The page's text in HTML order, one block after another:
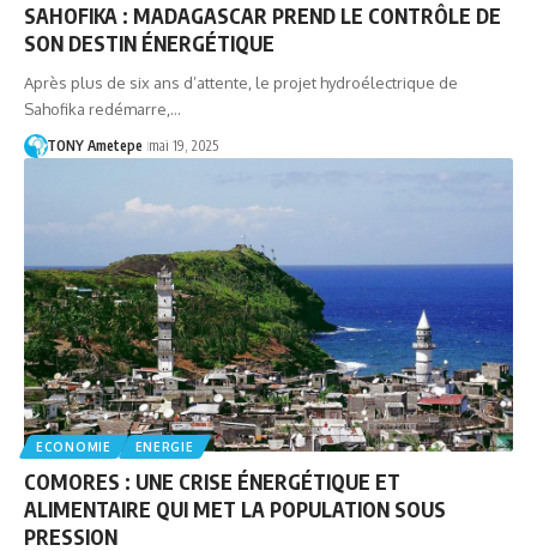
SAHOFIKA : MADAGASCAR PREND LE CONTRÔLE DE
SON DESTIN ÉNERGÉTIQUE
Après plus de six ans d’attente, le projet hydroélectrique de
Sahofika redémarre,…
TONY Ametepe mai 19, 2025
ECONOMIE ENERGIE
COMORES : UNE CRISE ÉNERGÉTIQUE ET
ALIMENTAIRE QUI MET LA POPULATION SOUS
PRESSION